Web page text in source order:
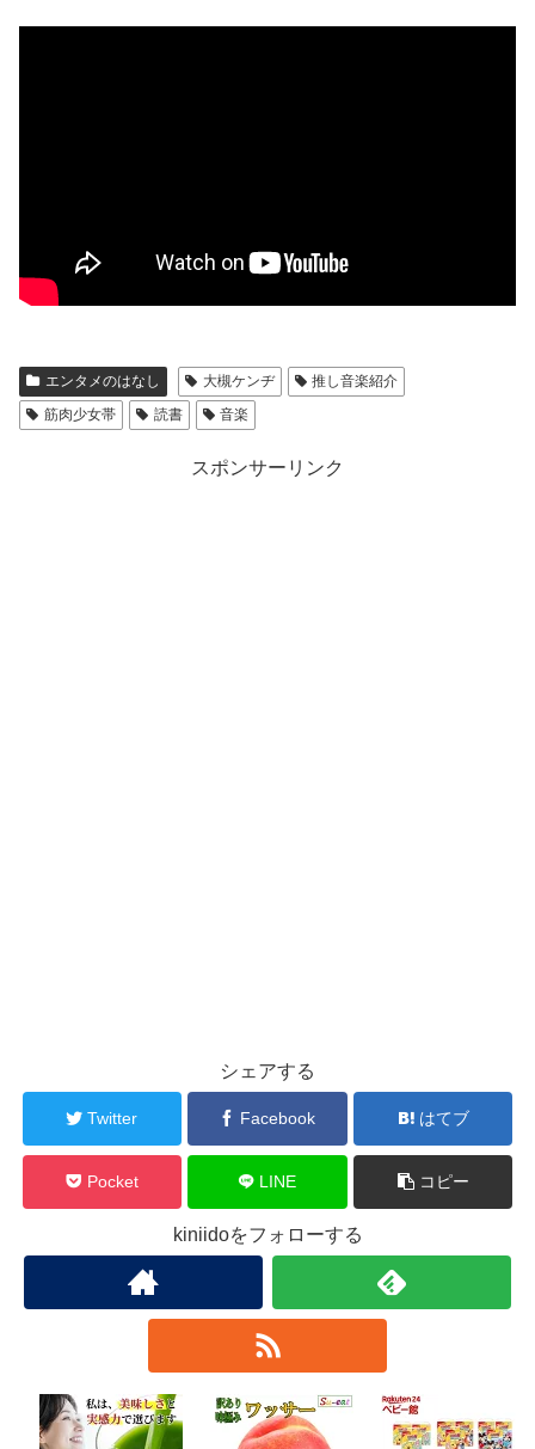
エンタメのはなし 大槻ケンヂ
推し音楽紹介
筋肉少女帯
読書 音楽
スポンサーリンク
シェアする
Twitter Facebook はてブ
Pocket LINE コピー
kiniidoをフォローする